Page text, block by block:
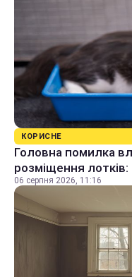
КОРИСНЕ
Головна помилка
розміщення лотків:
06 серпня 2026, 11:16